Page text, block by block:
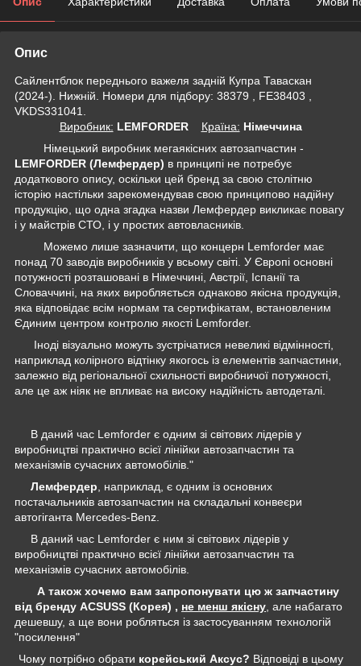
Опис
Сайлентблок переднього важеля задній Купра Таваскан
(2024-). Нижній. Номери для підбору: 38379 , FE38403 ,
VKDS331041.
Виробник: LEMFORDER Крaїна: Німеччина
Німецький виробник мегаякісних автозапчастин -
LEMFORDER (Лемфердер) в принципі не потребує
додаткового опису, оскільки цей бренд за свою столітню
історію настільки зарекомендував свою принципово надійну
продукцію, що одна згадка назви Лемфердер викликає повагу
і у майстрів СТО, і у простих автовласників.
Можемо лише зазначити, що концерн Lemforder має
понад 70 заводів виробників у всьому світі. У Європі основні
потужності розташовані в Німеччині, Австрії, Іспанії та
Словаччині, на яких виробляється однаково якісна продукція,
яка відповідає всім нормам та сертифікатам, встановленим
Єдиним центром контролю якості Lemforder.
Іноді візуально можуть зустрічатися невеликі відмінності,
наприклад колірного відтінку якогось із елементів запчастини,
залежно від регіональної схильності виробничої потужності,
але це аж ніяк не впливає на високу надійність автодеталі.
В даний час Lemforder є одним зі світових лідерів у
виробництві практично всієї лінійки автозапчастин та
механізмів сучасних автомобілів."
Лемфердер , наприклад, є одним із основних
постачальників автозапчастин на складальні конвеєри
автогіганта Mercedes-Benz.
В даний час Lemforder є ним зі світових лідерів у
виробництві практично всієї лінійки автозапчастин та
механізмів сучасних автомобілів.
А також хочемо вам запропонувати цю ж запчастину
від бренду ACSUSS (Корея) , не менш якісну , але набагато
дешевшу, а ще вони робляться із застосуванням технологій
"посилення"
Чому потрібно обрати корейський Аксус? Відповіді в цьому